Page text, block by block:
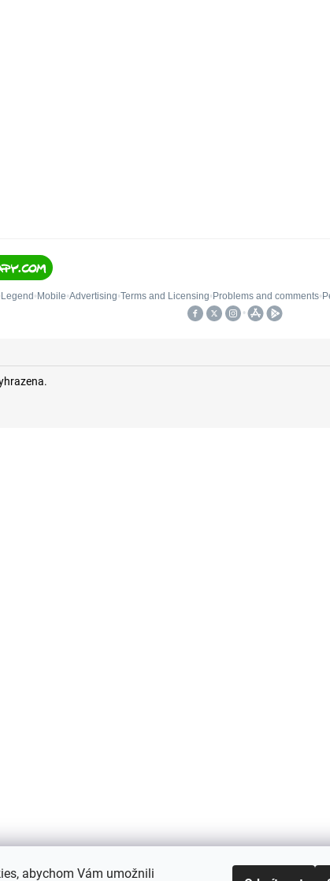
abychom Vám umožnili